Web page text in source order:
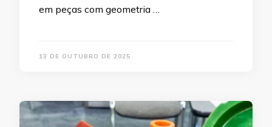
em peças com geometria …
13 DE OUTUBRO DE 2025